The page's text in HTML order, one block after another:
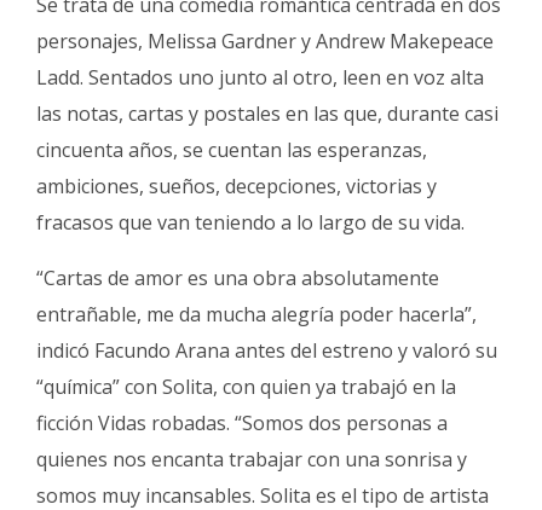
personajes, Melissa Gardner y Andrew Makepeace
Ladd. Sentados uno junto al otro, leen en voz alta
las notas, cartas y postales en las que, durante casi
cincuenta años, se cuentan las esperanzas,
ambiciones, sueños, decepciones, victorias y
fracasos que van teniendo a lo largo de su vida.
“Cartas de amor es una obra absolutamente
entrañable, me da mucha alegría poder hacerla”,
indicó Facundo Arana antes del estreno y valoró su
“química” con Solita, con quien ya trabajó en la
ficción Vidas robadas. “Somos dos personas a
quienes nos encanta trabajar con una sonrisa y
somos muy incansables. Solita es el tipo de artista